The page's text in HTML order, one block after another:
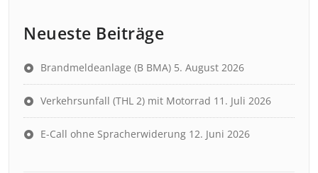
Neueste Beiträge
Brandmeldeanlage (B BMA) 5. August 2026
Verkehrsunfall (THL 2) mit Motorrad 11. Juli 2026
E-Call ohne Spracherwiderung 12. Juni 2026